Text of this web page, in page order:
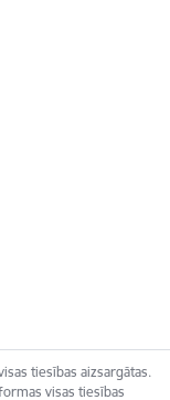
tiesības aizsargātas.
visas tiesības